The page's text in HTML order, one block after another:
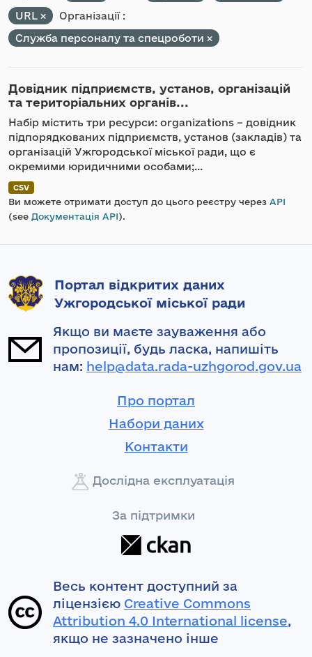
URL
Організації :
Служба персоналу та спецроботи
Довідник підприємств, установ, організацій
та територіальних органів...
Набір містить три ресурси: organizations – довідник
підпорядкованих підприємств, установ (закладів) та
організацій Ужгородської міської ради, що є
окремими юридичними особами;...
CSV
Ви можете отримати доступ до цього реєстру через API
(see Документація API).
Портал відкритих даних
Ужгородської міської ради
Якщо ви маєте зауваження або
пропозиції, будь ласка, напишіть
нам: help@data.rada-uzhgorod.gov.ua
Про портал
Набори даних
Контакти
Дослідна експлуатація
За підтримки
Весь контент доступний за
ліцензією Creative Commons
Attribution 4.0 International license,
якщо не зазначено інше